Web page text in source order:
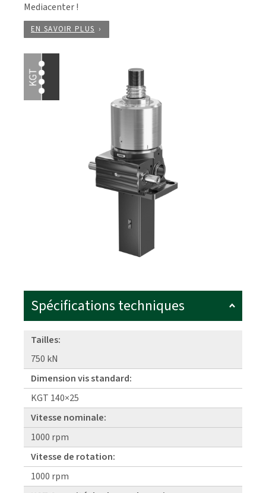
Mediacenter !
EN SAVOIR PLUS
Spécifications techniques
Tailles:
750 kN
Dimension vis standard:
KGT 140×25
Vitesse nominale:
1000 rpm
Vitesse de rotation:
1000 rpm